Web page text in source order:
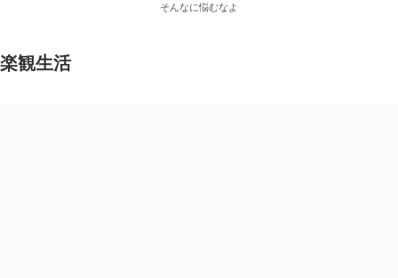
そんなに悩むなよ
楽観生活